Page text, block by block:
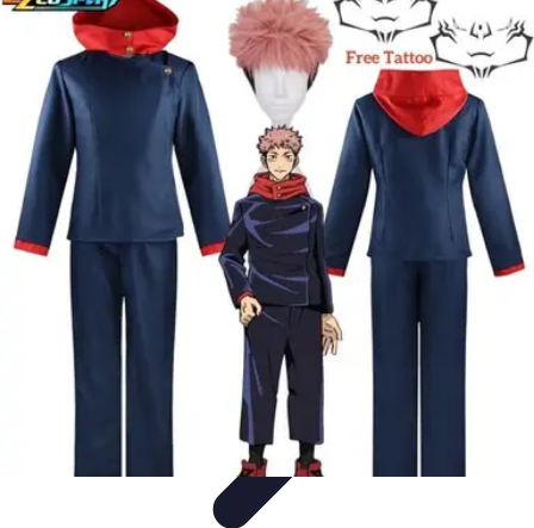
Disfraces Halloween
Listas y ConsejosGuías y
TutorialesTendenciasComparativosDisfraces Clásicos
Disfraces Halloween